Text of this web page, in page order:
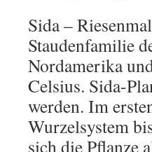
Sida –
Staudenfamilie
Nordamerika
Celsius. Sida-
werden. Im
Wurzelsystem
sich die Pflanze